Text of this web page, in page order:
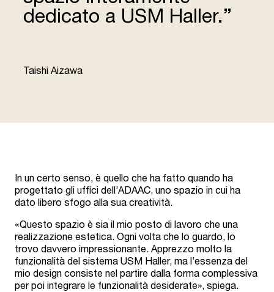
dedicato a USM Haller.”
Taishi Aizawa
In un certo senso, è quello che ha fatto quando ha
progettato gli uffici dell’ADAAC, uno spazio in cui ha
dato libero sfogo alla sua creatività.
«Questo spazio è sia il mio posto di lavoro che una
realizzazione estetica. Ogni volta che lo guardo, lo
trovo davvero impressionante. Apprezzo molto la
funzionalità del sistema USM Haller, ma l’essenza del
mio design consiste nel partire dalla forma complessiva
per poi integrare le funzionalità desiderate», spiega.